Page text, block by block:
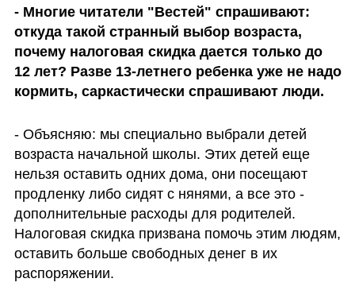
- Многие читатели "Вестей" спрашивают:
откуда такой странный выбор возраста,
почему налоговая скидка дается только до
12 лет? Разве 13-летнего ребенка уже не надо
кормить, саркастически спрашивают люди.
- Объясняю: мы специально выбрали детей
возраста начальной школы. Этих детей еще
нельзя оставить одних дома, они посещают
продленку либо сидят с нянями, а все это -
дополнительные расходы для родителей.
Налоговая скидка призвана помочь этим людям,
оставить больше свободных денег в их
распоряжении.